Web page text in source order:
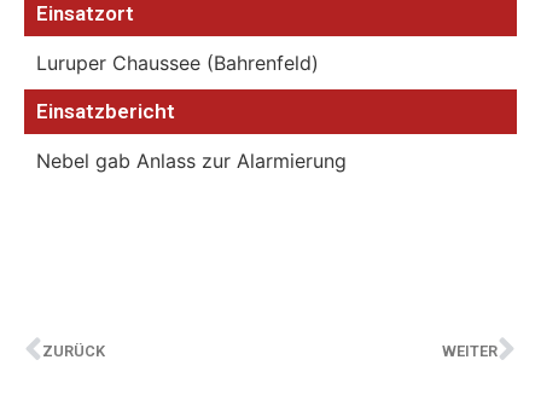
Einsatzort
Luruper Chaussee (Bahrenfeld)
Einsatzbericht
Nebel gab Anlass zur Alarmierung
ZURÜCK WEITER